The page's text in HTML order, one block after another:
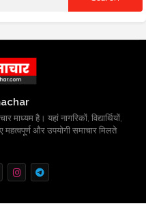
माध्यम है। यहां नागरिकों, विद्यार्थियों,
महत्वपूर्ण और उपयोगी समाचार मिलते